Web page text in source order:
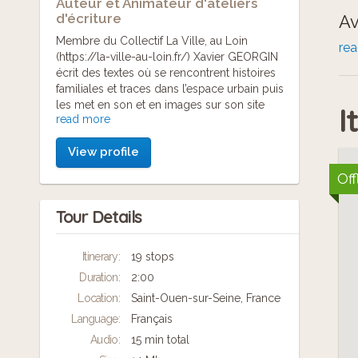
d'écriture
Membre du Collectif La Ville, au Loin
(https://la-ville-au-loin.fr/) Xavier GEORGIN
écrit des textes où se rencontrent histoires
familiales et traces dans l’espace urbain puis
les met en son et en images sur son site
internet www.xaviergeorgin.fr
read more
View profile
Tour Details
Itinerary:
19 stops
Duration:
2:00
Location:
Saint-Ouen-sur-Seine, France
Language:
Français
Audio:
15 min total